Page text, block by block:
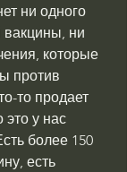
ни одного
вакцины, ни
которые
против
то продает
это у нас
более 150
есть